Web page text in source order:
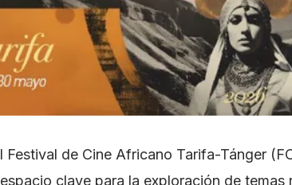
l Festival de Cine Africano Tarifa-Tánger
espacio clave para la exploración de